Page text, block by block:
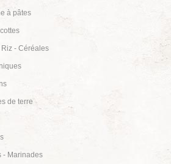
à pâtes
Riz - Céréales
de terre
- Marinades